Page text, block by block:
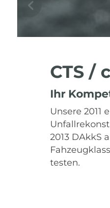
CTS /
Ihr
Unsere
2013 DAkkS
testen.